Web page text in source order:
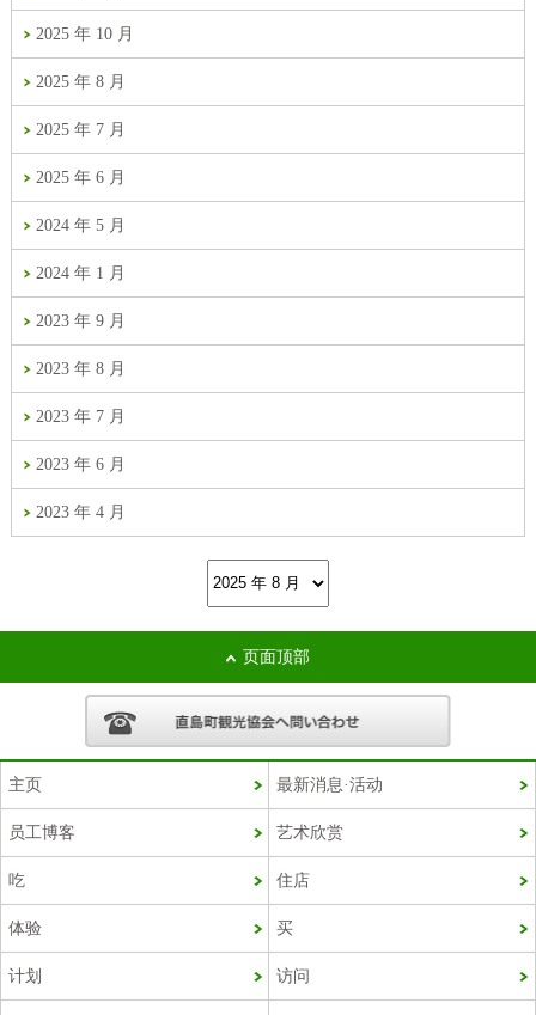
2025 年 10 月
2025 年 8 月
2025 年 7 月
2025 年 6 月
2024 年 5 月
2024 年 1 月
2023 年 9 月
2023 年 8 月
2023 年 7 月
2023 年 6 月
2023 年 4 月
页面顶部
主页 最新消息·活动
员工博客 艺术欣赏
吃 住店
体验 买
计划 访问
Chinese (Taiwan)